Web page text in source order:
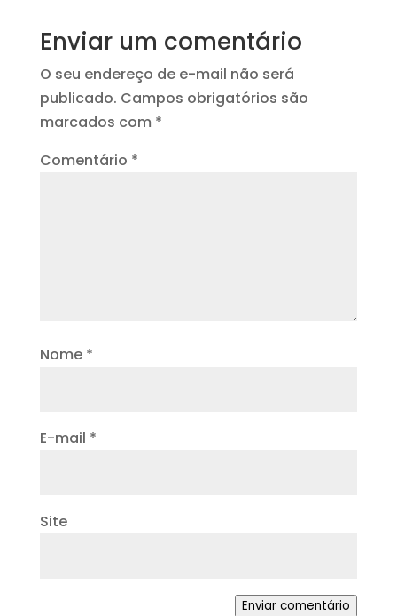
Enviar um comentário
O seu endereço de e-mail não será
publicado. Campos obrigatórios são
marcados com *
Comentário *
Nome *
E-mail *
Site
Enviar comentário